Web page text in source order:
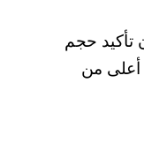
تأكيد حجم
أعلى من